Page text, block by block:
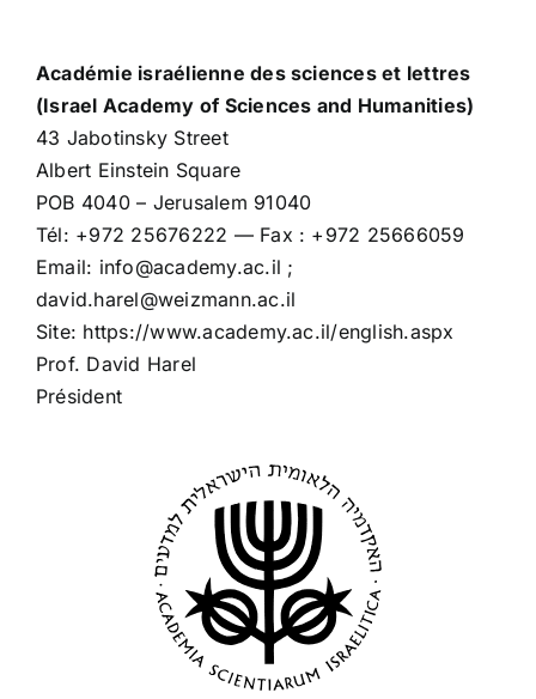
Académie israélienne des sciences et lettres
(Israel Academy of Sciences and Humanities)
43 Jabotinsky Street
Albert Einstein Square
POB 4040 – Jerusalem 91040
Tél: +972 25676222 — Fax : +972 25666059
Email: info@academy.ac.il ;
david.harel@weizmann.ac.il
Site: https://www.academy.ac.il/english.aspx
Prof. David Harel
Président